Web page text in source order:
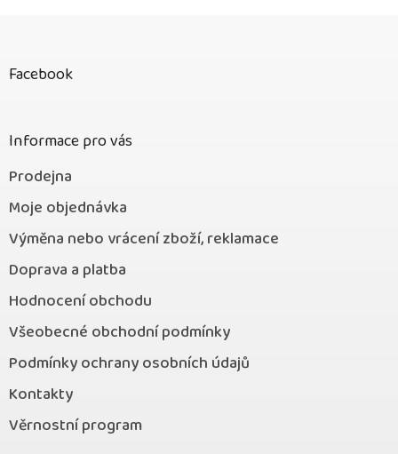
Facebook
Informace pro vás
Prodejna
Moje objednávka
Výměna nebo vrácení zboží, reklamace
Doprava a platba
Hodnocení obchodu
Všeobecné obchodní podmínky
Podmínky ochrany osobních údajů
Kontakty
Věrnostní program